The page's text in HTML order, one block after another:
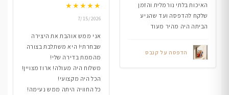
האיכות בלתי נורמלית והזמן
שלקח להדפסה ועד שהגיע
הביתה היה מהיר מעוד
הדפסה על קנבס
★★★★★
7/15/2026
אני ממש אוהבת את היצירה
שבחרתי! היא משתלבת בצורה
מהממת בדירה שלי!
משלוח היה מעולה! ארוז מצויין!
הכל היה מקצועי!
כל החוויה היתה ממש נעימה!